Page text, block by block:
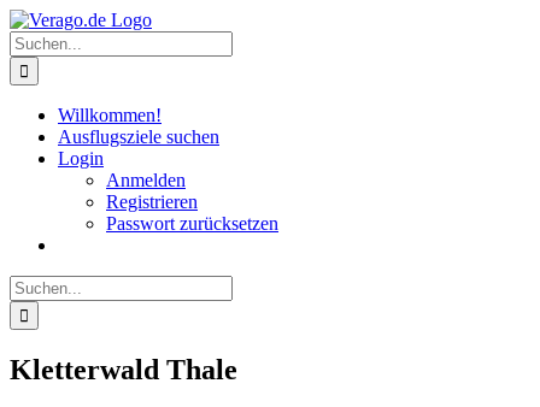
Zum
Inhalt
springen
Suche
nach:
Willkommen!
Ausflugsziele suchen
Login
Anmelden
Registrieren
Passwort zurücksetzen
Suche
nach:
Kletterwald Thale